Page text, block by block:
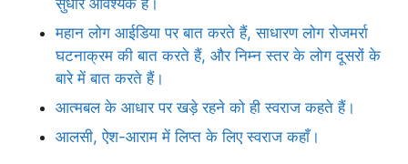
महान लोग आईडिया पर बात करते हैं, साधारण लोग रोजमर्रा
घटनाक्रम की बात करते हैं, और निम्न स्तर के लोग दूसरों के
बारे में बात करते हैं।
आत्मबल के आधार पर खड़े रहने को ही स्वराज कहते हैं।
आलसी, ऐश-आराम में लिप्त के लिए स्वराज कहाँ।